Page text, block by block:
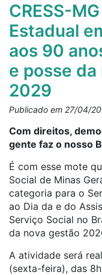
CRESS-
Estadual
aos 90
e posse
2029
Publicado em 27/04/
Com direitos,
gente faz o nosso
É com esse mote
Social de Minas
categoria para o
ao Dia da e do
Serviço Social no
da nova gestão
A atividade será
(sexta-feira), das